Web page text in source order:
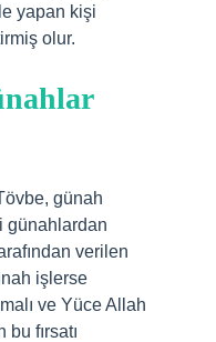
yapan kişi
olur.
günah
günahlardan
verilen
işlerse
ve Yüce Allah
fırsatı